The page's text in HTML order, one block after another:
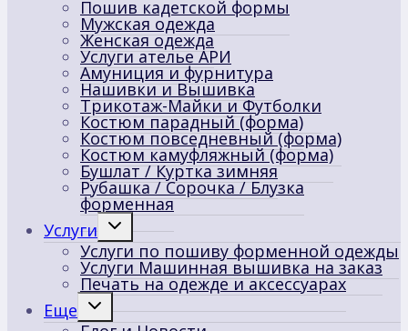
меню
Пошив кадетской формы
Мужская одежда
Женская одежда
Услуги ателье АРИ
Амуниция и фурнитура
Нашивки и Вышивка
Трикотаж-Майки и Футболки
Костюм парадный (форма)
Костюм повседневный (форма)
Костюм камуфляжный (форма)
Бушлат / Куртка зимняя
Рубашка / Сорочка / Блузка
форменная
Услуги
Переключить
дочернее
меню
Услуги по пошиву форменной одежды
Услуги Машинная вышивка на заказ
Печать на одежде и аксессуарах
Еще
Переключить
дочернее
меню